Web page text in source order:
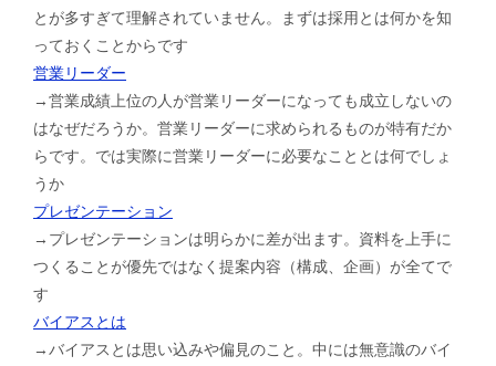
とが多すぎて理解されていません。まずは採用とは何かを知
っておくことからです
営業リーダー
→営業成績上位の人が営業リーダーになっても成立しないの
はなぜだろうか。営業リーダーに求められるものが特有だか
らです。では実際に営業リーダーに必要なこととは何でしょ
うか
プレゼンテーション
→プレゼンテーションは明らかに差が出ます。資料を上手に
つくることが優先ではなく提案内容（構成、企画）が全てで
す
バイアスとは
→バイアスとは思い込みや偏見のこと。中には無意識のバイ